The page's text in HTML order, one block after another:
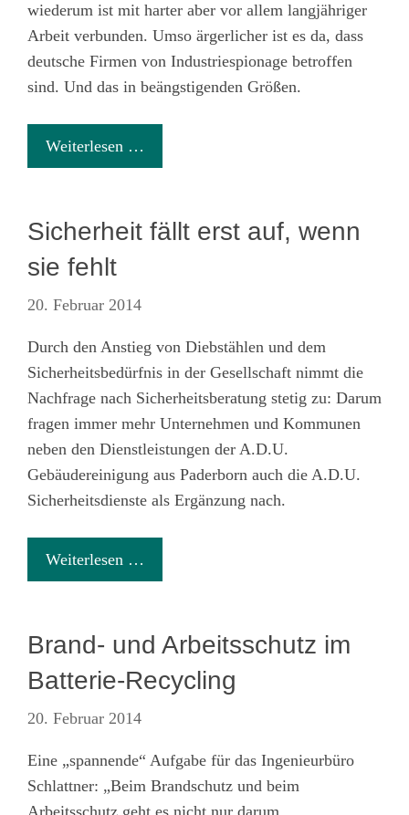
wiederum ist mit harter aber vor allem langjähriger
Arbeit verbunden. Umso ärgerlicher ist es da, dass
deutsche Firmen von Industriespionage betroffen
sind. Und das in beängstigenden Größen.
Weiterlesen …
Sicherheit fällt erst auf, wenn
sie fehlt
20. Februar 2014
Durch den Anstieg von Diebstählen und dem
Sicherheitsbedürfnis in der Gesellschaft nimmt die
Nachfrage nach Sicherheitsberatung stetig zu: Darum
fragen immer mehr Unternehmen und Kommunen
neben den Dienstleistungen der A.D.U.
Gebäudereinigung aus Paderborn auch die A.D.U.
Sicherheitsdienste als Ergänzung nach.
Weiterlesen …
Brand- und Arbeitsschutz im
Batterie-Recycling
20. Februar 2014
Eine „spannende“ Aufgabe für das Ingenieurbüro
Schlattner: „Beim Brandschutz und beim